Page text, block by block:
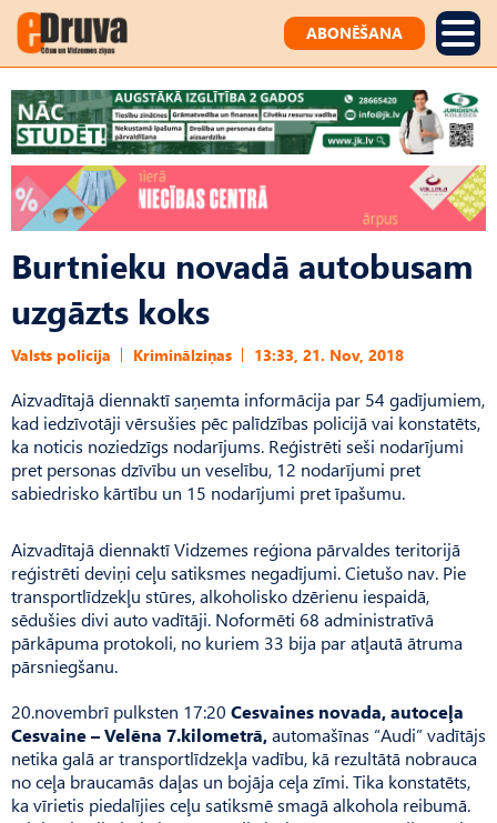
ABONĒŠANA
Burtnieku novadā autobusam
uzgāzts koks
Valsts policija Kriminālziņas 13:33, 21. Nov, 2018
Aizvadītajā diennaktī saņemta informācija par 54 gadījumiem,
kad iedzīvotāji vērsušies pēc palīdzības policijā vai konstatēts,
ka noticis noziedzīgs nodarījums. Reģistrēti seši nodarījumi
pret personas dzīvību un veselību, 12 nodarījumi pret
sabiedrisko kārtību un 15 nodarījumi pret īpašumu.
Aizvadītajā diennaktī Vidzemes reģiona pārvaldes teritorijā
reģistrēti deviņi ceļu satiksmes negadījumi. Cietušo nav. Pie
transportlīdzekļu stūres, alkoholisko dzērienu iespaidā,
sēdušies divi auto vadītāji. Noformēti 68 administratīvā
pārkāpuma protokoli, no kuriem 33 bija par atļautā ātruma
pārsniegšanu.
20.novembrī pulksten 17:20 Cesvaines novada, autoceļa
Cesvaine – Velēna 7.kilometrā,automašīnas “Audi” vadītājs
netika galā ar transportlīdzekļa vadību, kā rezultātā nobrauca
no ceļa braucamās daļas un bojāja ceļa zīmi. Tika konstatēts,
ka vīrietis piedalījies ceļu satiksmē smagā alkohola reibumā.